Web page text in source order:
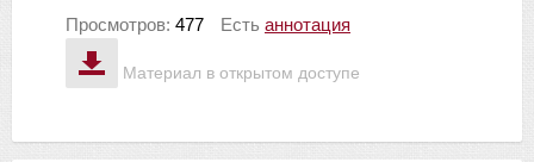
Материал в открытом доступе
Просмотров: 477 Есть аннотация